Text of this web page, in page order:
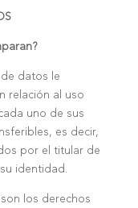
datos le
relación al uso
uno de sus
es decir,
por el titular de
identidad.
los derechos